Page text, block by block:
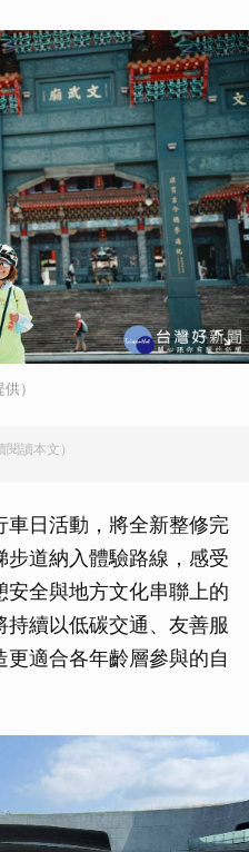
）
讀本文）
車日活動，將全新整修完
步道納入體驗路線，感受
安全與地方文化串聯上的
續以低碳交通、友善服
適合各年齡層參與的自